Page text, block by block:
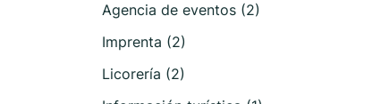
Agencia de eventos (2)
Imprenta (2)
Licorería (2)